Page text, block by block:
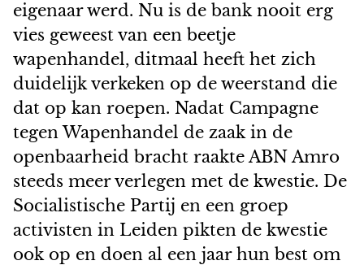
eigenaar werd. Nu is de bank nooit erg
vies geweest van een beetje
wapenhandel, ditmaal heeft het zich
duidelijk verkeken op de weerstand die
dat op kan roepen. Nadat Campagne
tegen Wapenhandel de zaak in de
openbaarheid bracht raakte ABN Amro
steeds meer verlegen met de kwestie. De
Socialistische Partij en een groep
activisten in Leiden pikten de kwestie
ook op en doen al een jaar hun best om